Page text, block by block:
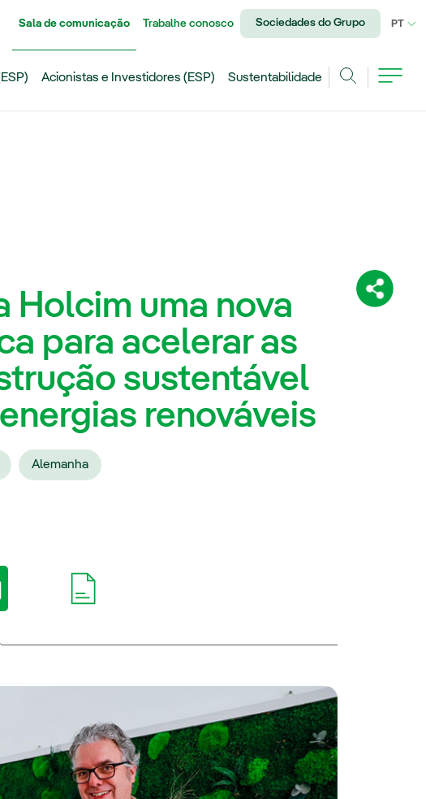
Sala de comunicação Trabalhe conosco Sociedades do Grupo PT
Acionistas e Investidores (ESP)
Sustentabilidade
Holcim uma nova
para acelerar as
sustentável
renováveis
Alemanha